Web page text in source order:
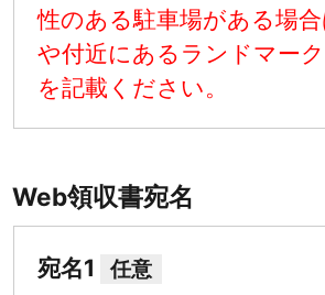
性のある駐車場がある場
や付近にあるランドマー
を記載ください。
Web領収書宛名
宛名1 任意